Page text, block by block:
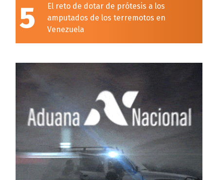
5
El reto de dotar de prótesis a los
amputados de los terremotos en
Venezuela